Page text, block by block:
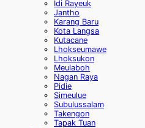
Idi Rayeuk
Jantho
Karang Baru
Kota Langsa
Kutacane
Lhokseumawe
Lhoksukon
Meulaboh
Nagan Raya
Pidie
Simeulue
Subulussalam
Takengon
Tapak Tuan